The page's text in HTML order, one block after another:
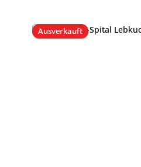
Ausverkauft